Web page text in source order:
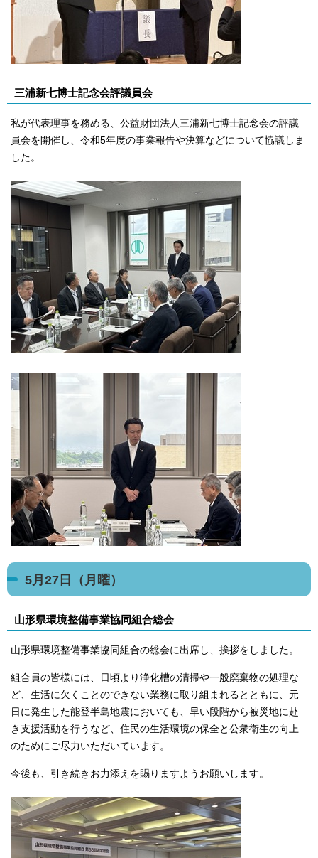
三浦新七博士記念会評議員会
私が代表理事を務める、公益財団法人三浦新七博士記念会の評議
員会を開催し、令和5年度の事業報告や決算などについて協議しま
した。
5月27日（月曜）
山形県環境整備事業協同組合総会
山形県環境整備事業協同組合の総会に出席し、挨拶をしました。
組合員の皆様には、日頃より浄化槽の清掃や一般廃棄物の処理な
ど、生活に欠くことのできない業務に取り組まれるとともに、元
日に発生した能登半島地震においても、早い段階から被災地に赴
き支援活動を行うなど、住民の生活環境の保全と公衆衛生の向上
のためにご尽力いただいています。
今後も、引き続きお力添えを賜りますようお願いします。